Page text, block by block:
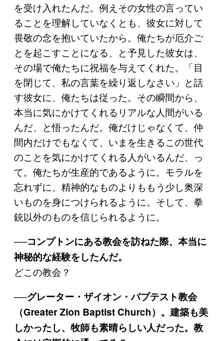
を受け入れたんだ。例えその女性の言ってい
ることを理解していなくとも、彼女に対して
畏敬の念を抱いていたから。俺たちが厄介ご
とを起こすことになる、と予見した彼女は、
その場で俺たちに祝福を与えてくれた。「目
を閉じて、私の言葉を繰り返しなさい」と話
す彼女に、俺たちは従った。その瞬間から、
本当に気にかけてくれるリアルな人間がいる
んだ、と悟ったんだ。俺だけじゃなくて、仲
間内だけでもなくて、いまを生きるこの世代
のことを気にかけてくれる人がいるんだ、っ
て。俺たちが生産的であるように。モラルを
忘れずに、精神的なものよりももう少し奥深
いものを身につけられるように。そして、拳
銃以外のものを信じられるように。
──コンプトンにある教会を訪ねた際、本当に
神秘的な経験をしたんだ。
どこの教会？
──グレーター・ザイオン・バプテスト教会
（Greater Zion Baptist Church）。建築も美
しかったし、牧師も素晴らしい人だった。教